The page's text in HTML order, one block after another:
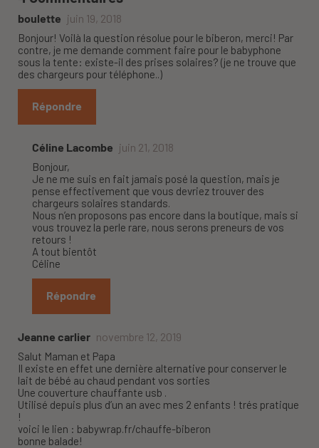
boulette juin 19, 2018
Bonjour! Voilà la question résolue pour le biberon, merci! Par
contre, je me demande comment faire pour le babyphone
sous la tente: existe-il des prises solaires? (je ne trouve que
des chargeurs pour téléphone..)
Répondre
Céline Lacombe juin 21, 2018
Bonjour,
Je ne me suis en fait jamais posé la question, mais je
pense effectivement que vous devriez trouver des
chargeurs solaires standards.
Nous n’en proposons pas encore dans la boutique, mais si
vous trouvez la perle rare, nous serons preneurs de vos
retours !
A tout bientôt
Céline
Répondre
Jeanne carlier novembre 12, 2019
Salut Maman et Papa
Il existe en effet une dernière alternative pour conserver le
lait de bébé au chaud pendant vos sorties
Une couverture chauffante usb .
Utilisé depuis plus d’un an avec mes 2 enfants ! trés pratique
!
voici le lien : babywrap.fr/chauffe-biberon
bonne balade!